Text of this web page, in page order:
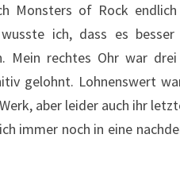
Monsters of Rock
ich, dass es
Mein rechtes Ohr war
gelohnt. Lohnenswert
aber leider auch ihr
immer noch in eine